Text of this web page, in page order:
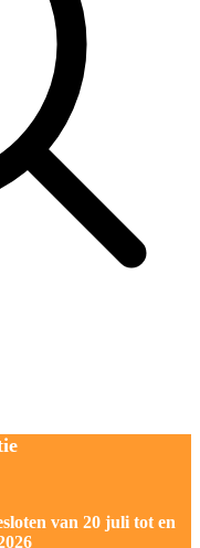
van 20 juli tot en